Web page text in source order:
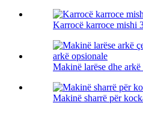
Karrocë karroce mishi
Makinë larëse dhe
Makinë sharrë për